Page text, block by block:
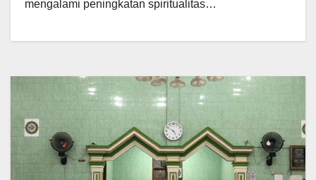
mengalami peningkatan spiritualitas…